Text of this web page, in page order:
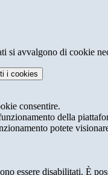
si avvalgono di cookie
i cookies
consentire.
della
potete
essere disabilitati. È